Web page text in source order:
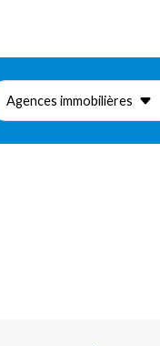
Agences immobilières